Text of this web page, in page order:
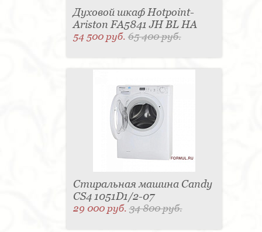
Духовой шкаф Hotpoint-
Ariston FA5841 JH BL HA
54 500 руб.65 400 руб.
Стиральная машина Candy
CS4 1051D1/2-07
29 000 руб.34 800 руб.